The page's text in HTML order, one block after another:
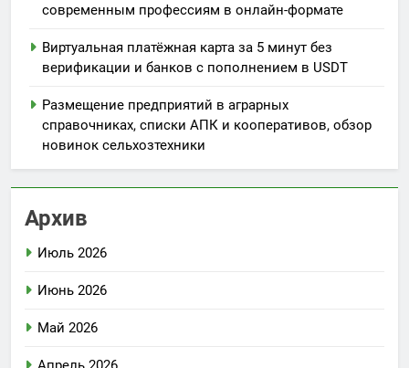
современным профессиям в онлайн-формате
Виртуальная платёжная карта за 5 минут без
верификации и банков с пополнением в USDT
Размещение предприятий в аграрных
справочниках, списки АПК и кооперативов, обзор
новинок сельхозтехники
Архив
Июль 2026
Июнь 2026
Май 2026